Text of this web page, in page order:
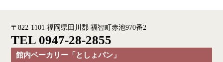
〒822-1101 福岡県田川郡 福智町赤池970番2
TEL 0947-28-2855
館内ベーカリー「としょパン」